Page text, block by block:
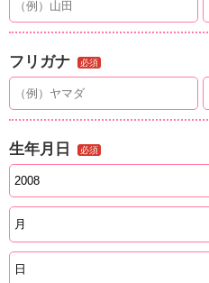
フリガナ 必須
生年月日 必須